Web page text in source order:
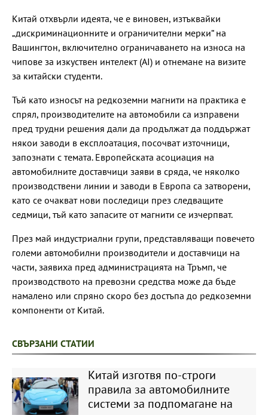
Китай отхвърли идеята, че е виновен, изтъквайки
„дискриминационните и ограничителни мерки“ на
Вашингтон, включително ограничаването на износа на
чипове за изкуствен интелект (AI) и отнемане на визите
за китайски студенти.
Тъй като износът на редкоземни магнити на практика е
спрял, производителите на автомобили са изправени
пред трудни решения дали да продължат да поддържат
някои заводи в експлоатация, посочват източници,
запознати с темата. Европейската асоциация на
автомобилните доставчици заяви в сряда, че няколко
производствени линии и заводи в Европа са затворени,
като се очакват нови последици през следващите
седмици, тъй като запасите от магнити се изчерпват.
През май индустриални групи, представляващи повечето
големи автомобилни производители и доставчици на
части, заявиха пред администрацията на Тръмп, че
производството на превозни средства може да бъде
намалено или спряно скоро без достъпа до редкоземни
компоненти от Китай.
СВЪРЗАНИ СТАТИИ
Китай изготвя по-строги
правила за автомобилните
системи за подпомагане на